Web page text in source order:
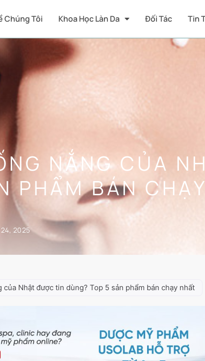
Chúng Tôi Khoa Học Làn Da Đối Tác Tin
NẮNG CỦA
PHẨM BÁN
2025
của Nhật được tin dùng? Top 5 sản phẩm bán chạy nhất